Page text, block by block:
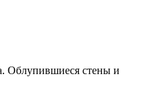
Облупившиеся стены и